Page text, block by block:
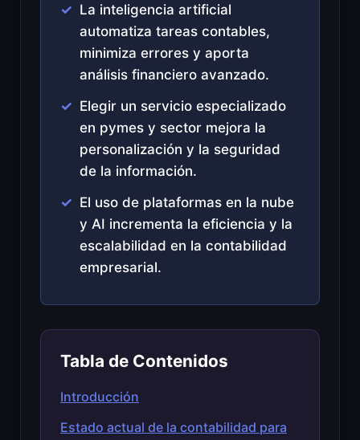
La inteligencia artificial
automatiza tareas contables,
minimiza errores y aporta
análisis financiero avanzado.
Elegir un servicio especializado
en pymes y sector mejora la
personalización y la seguridad
de la información.
El uso de plataformas en la nube
y AI incrementa la eficiencia y la
escalabilidad en la contabilidad
empresarial.
Tabla de Contenidos
Introducción
Estado actual de la contabilidad para